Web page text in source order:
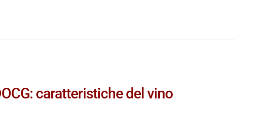
caratteristiche del vino